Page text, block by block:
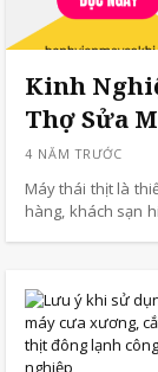
Kinh
Thợ Sửa
Nghiệp
Máy thái thịt là
hàng, khách sạn